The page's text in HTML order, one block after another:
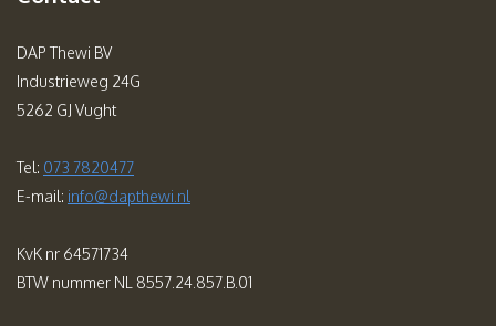
DAP Thewi BV
Industrieweg 24G
5262 GJ Vught
Tel: 073 7820477
E-mail: info@dapthewi.nl
KvK nr 64571734
BTW nummer NL 8557.24.857.B.01